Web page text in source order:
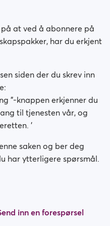
kjøpe medlemskap?
(Neteller / ApplePay /
at ved å abonnere på
har du erkjent
siden der du skrev inn
"-knappen erkjenner du
til tjenesten vår, og
'
saken og ber deg
har ytterligere spørsmål.
inn en forespørsel